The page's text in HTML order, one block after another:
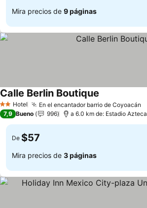
Mira precios de 9 páginas
2 Estrellas
Hotel En el encantador barrio de Coyoacán
Calle Berlin Boutique
7,9 Bueno 996 a 6.0 km de: Estadio Azteca
De $57
Mira precios de 3 páginas